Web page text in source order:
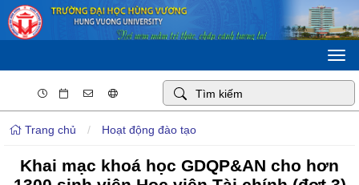
Trang chủ / Hoạt động đào tạo
Khai mạc khoá học GDQP&AN cho hơn